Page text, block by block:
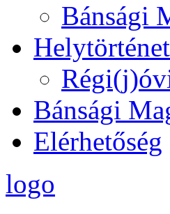
Bánsági
Bánsági
Elérhetőség
logo